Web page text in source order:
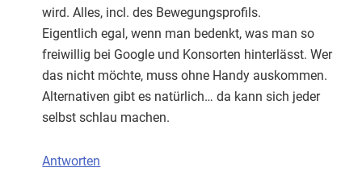
wird. Alles, incl. des Bewegungsprofils.
Eigentlich egal, wenn man bedenkt, was man so
freiwillig bei Google und Konsorten hinterlässt. Wer
das nicht möchte, muss ohne Handy auskommen.
Alternativen gibt es natürlich… da kann sich jeder
selbst schlau machen.
Antworten